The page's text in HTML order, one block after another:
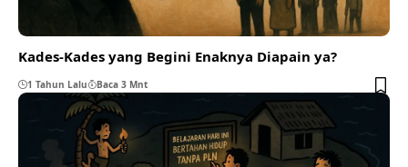
Kades-Kades yang Begini Enaknya Diapain ya?
1 Tahun Lalu Baca 3 Mnt